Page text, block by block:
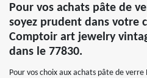
Pour vos achats pâte de
soyez prudent dans votre
Comptoir art jewelry
dans le 77830.
Pour vos choix aux achats pâte de